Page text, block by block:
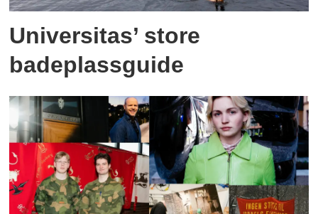
Universitas’ store
badeplassguide